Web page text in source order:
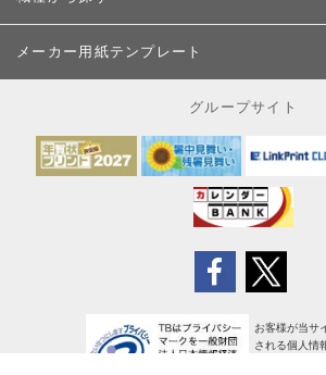
メーカー用紙テンプレート
グループサイト
お客様が当サ
される個人情